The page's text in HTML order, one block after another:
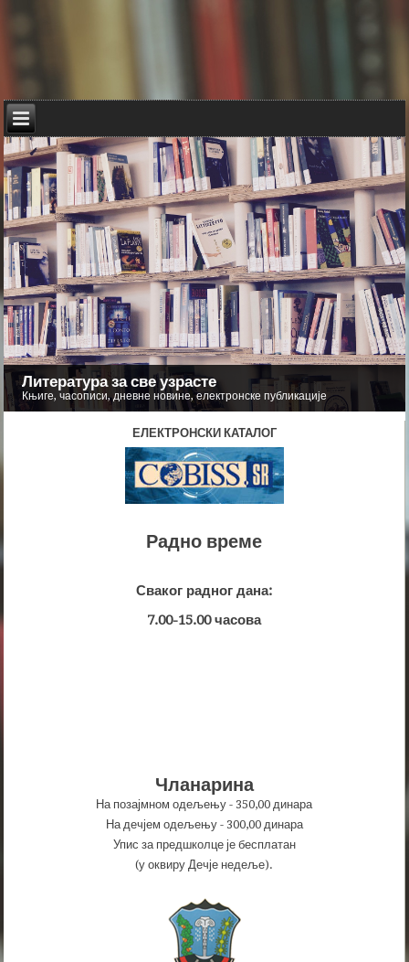
Литература за све узрасте
Књиге, часописи, дневне новине, електронске публикације
ЕЛЕКТРОНСКИ КАТАЛОГ
Радно време
Сваког радног дана:
7.00-15.00 часова
Чланарина
На позајмном одељењу - 350,00 динара
На дечјем одељењу - 300,00 динара
Упис за предшколце је бесплатан
(у оквиру Дечје недеље).